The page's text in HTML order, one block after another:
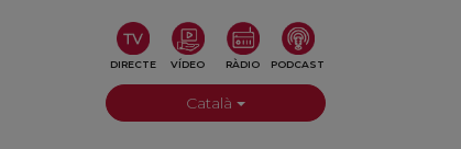
DIRECTE VÍDEO RÀDIO PODCAST
Català